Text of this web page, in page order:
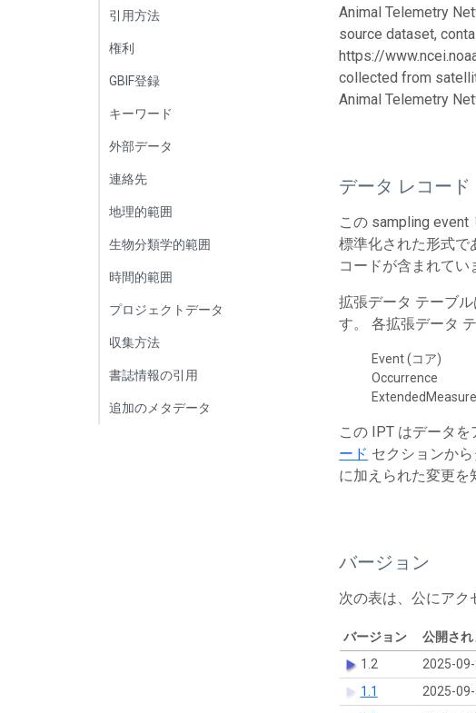
引用方法
権利
GBIF登録
キーワード
外部データ
連絡先
地理的範囲
生物分類学的範囲
時間的範囲
プロジェクトデータ
収集方法
書誌情報の引用
追加のメタデータ
Animal Telemetry
source dataset,
https://
collected from
Animal Telemetry
データ レコード
この sampling
標準化された形式で
コードが含まれてい
拡張データ テーブ
す。 各拡張データ
Event (コア)
Occurrence
この IPT はデータ
ード セクションから
に加えられた変更を
バージョン
次の表は、公にアク
バージョン 公開され
1.2
2025-
1.1
2025-